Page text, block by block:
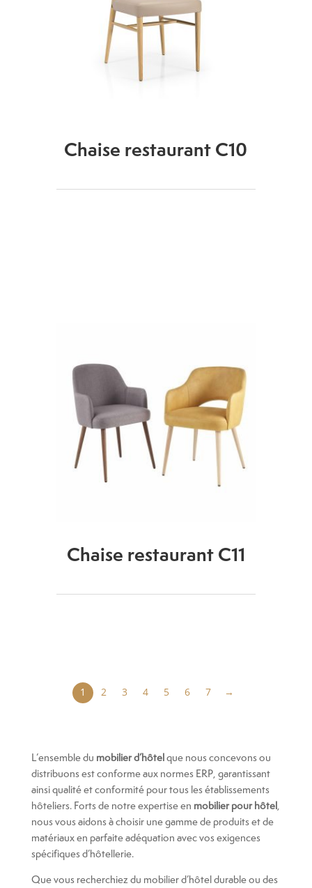
Chaise restaurant C10
Chaise restaurant C11
1 2 3 4 5 6 7 →
L’ensemble du mobilier d’hôtelque nous concevons ou
distribuons est conforme aux normes ERP, garantissant
ainsi qualité et conformité pour tous les établissements
hôteliers. Forts de notre expertise en mobilier pour hôtel,
nous vous aidons à choisir une gamme de produits et de
matériaux en parfaite adéquation avec vos exigences
spécifiques d’hôtellerie.
Que vous recherchiez du mobilier d’hôtel durable ou des